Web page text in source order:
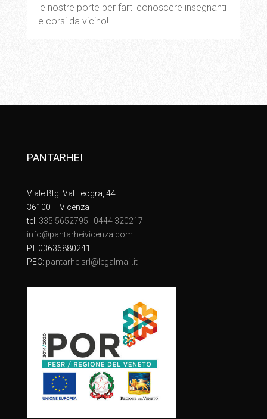
le nostre porte per farti conoscere insegnanti
e corsi da vicino!
PANTARHEI
Viale Btg. Val Leogra, 44
36100 – Vicenza
tel. 335 5652795
0444 320217
info@pantarheivicenza.com
P.I. 03636880241
PEC: pantarheisrl@legalmail.it